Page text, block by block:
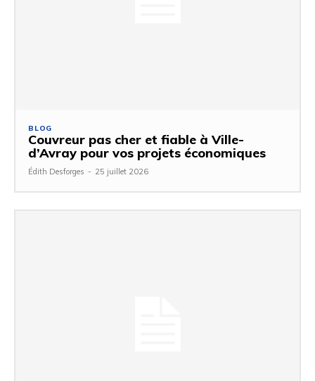
BLOG
Couvreur pas cher et fiable à Ville-
d’Avray pour vos projets économiques
Édith Desforges - 25 juillet 2026